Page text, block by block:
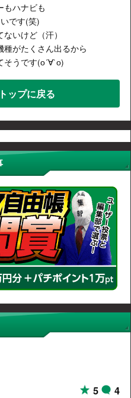
もハナビも
です(笑)
いけど（汗）
種がたくさん出るから
そうです(о´∀`о)
ップに戻る
5 4